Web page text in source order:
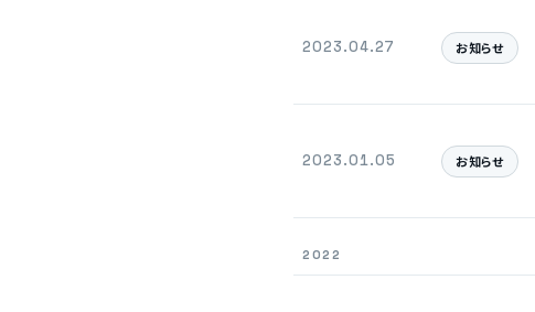
2023.04.27 お知らせ
2023.01.05 お知らせ
2022